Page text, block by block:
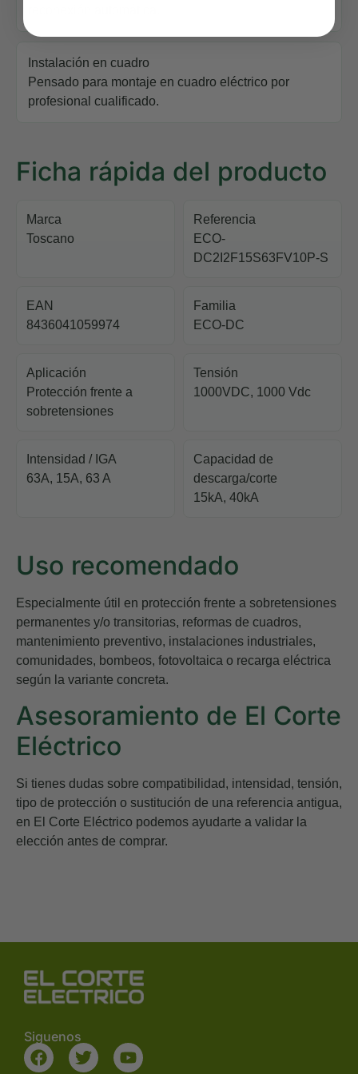
Instalación en cuadro
Pensado para montaje en cuadro eléctrico por
profesional cualificado.
Ficha rápida del producto
Marca
Toscano
Referencia
ECO-
DC2I2F15S63FV10P-S
EAN
8436041059974
Familia
ECO-DC
Aplicación
Protección frente a
sobretensiones
Tensión
1000VDC, 1000 Vdc
Intensidad / IGA
63A, 15A, 63 A
Capacidad de
descarga/corte
15kA, 40kA
Uso recomendado
Especialmente útil en protección frente a sobretensiones
permanentes y/o transitorias, reformas de cuadros,
mantenimiento preventivo, instalaciones industriales,
comunidades, bombeos, fotovoltaica o recarga eléctrica
según la variante concreta.
Asesoramiento de El Corte
Eléctrico
Si tienes dudas sobre compatibilidad, intensidad, tensión,
tipo de protección o sustitución de una referencia antigua,
en El Corte Eléctrico podemos ayudarte a validar la
elección antes de comprar.
Siguenos